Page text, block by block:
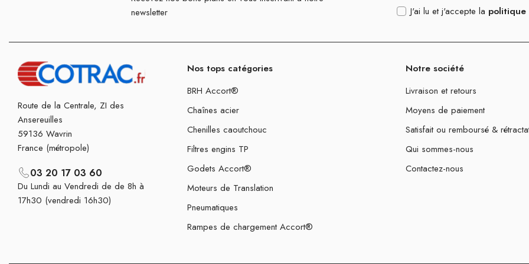
newsletter
J'ai lu et j'accepte la
Route de la Centrale, ZI des
Ansereuilles
59136 Wavrin
France (métropole)
03 20 17 03 60
Du Lundi au Vendredi de de 8h à
17h30 (vendredi 16h30)
Nos tops catégories
BRH Accort®
Chaînes acier
Chenilles caoutchouc
Filtres engins TP
Godets Accort®
Moteurs de Translation
Pneumatiques
Rampes de chargement Accort®
Notre société
Livraison et retours
Moyens de paiement
Satisfait ou remboursé &
Qui sommes-nous
Contactez-nous